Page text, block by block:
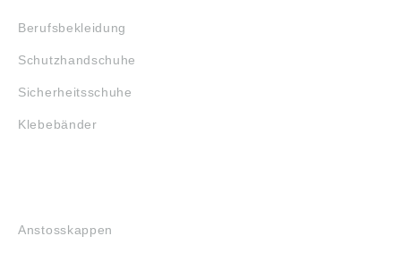
Berufsbekleidung
Schutzhandschuhe
Sicherheitsschuhe
Klebebänder
Anstosskappen